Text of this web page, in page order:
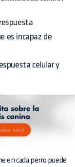
es incapaz de
celular y
en cada perro puede